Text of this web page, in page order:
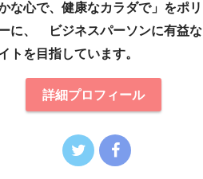
な心で、健康なカラダで」をポリ
に、 ビジネスパーソンに有益な
トを目指しています。
詳細プロフィール